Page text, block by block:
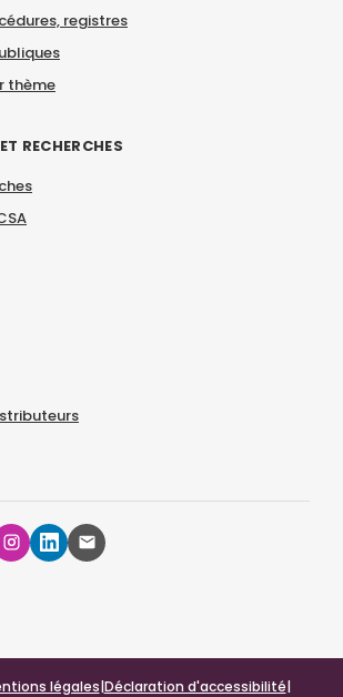
registres
thème
RECHERCHES
légales|Déclaration d'accessibilité|